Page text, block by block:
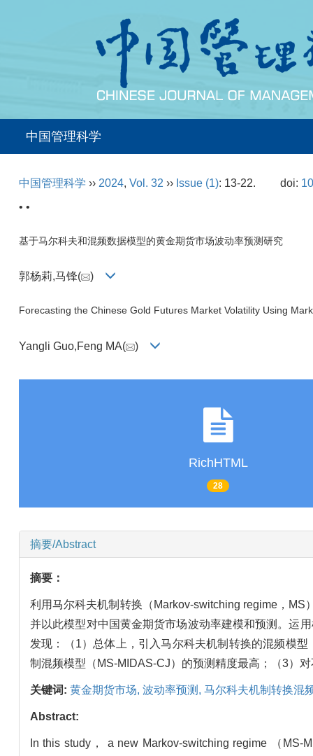
中国管理科学
中国管理科学 ›› 2024, Vol. 32 ›› Issue (1): 13-22. doi:
• •
基于马尔科夫和混频数据模型的黄金期货市场波动率预测研究
郭杨莉,马锋( )
Forecasting the Chinese Gold Futures Market Volatility Using
Yangli Guo,Feng MA( )
RichHTML
28
摘要/Abstract
摘要：
利用马尔科夫机制转换（Markov-switching regime，
并以此模型对中国黄金期货市场波动率建模和预测。运
发现：（1）总体上，引入马尔科夫机制转换的混频模
制混频模型（MS-MIDAS-CJ）的预测精度最高；（3）
关键词: 黄金期货市场, 波动率预测, 马尔科夫机制转换混
Abstract:
In this study， a new Markov-switching regime （